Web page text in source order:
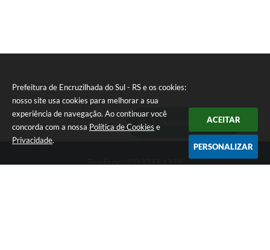
Prefeitura de Encruzilhada do Sul - RS e os cookies:
nosso site usa cookies para melhorar a sua
experiência de navegação. Ao continuar você
concorda com a nossa Política de Cookies e
Privacidade.
ACEITAR
PERSONALIZAR
Ouvidoria Municipal